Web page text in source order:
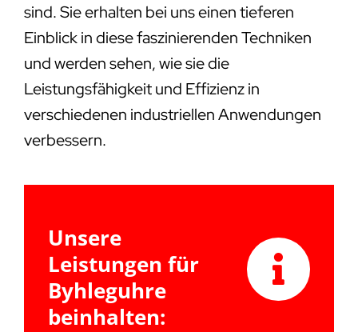
sind. Sie erhalten bei uns einen tieferen
Einblick in diese faszinierenden Techniken
und werden sehen, wie sie die
Leistungsfähigkeit und Effizienz in
verschiedenen industriellen Anwendungen
verbessern.
Unsere
Leistungen für
Byhleguhre
beinhalten: